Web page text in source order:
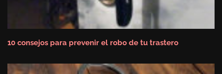
10 consejos para prevenir el robo de tu trastero